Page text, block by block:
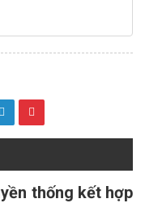
thống kết hợp